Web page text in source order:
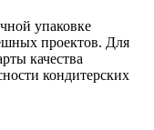
упаковке
проектов. Для
качества
кондитерских